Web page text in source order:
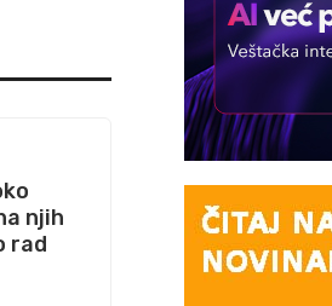
njih
rad